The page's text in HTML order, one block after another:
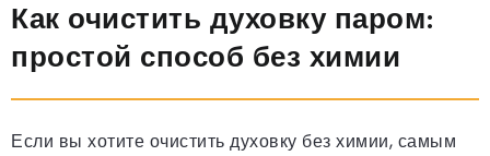
Как очистить духовку паром:
простой способ без химии
Если вы хотите очистить духовку без химии, самым